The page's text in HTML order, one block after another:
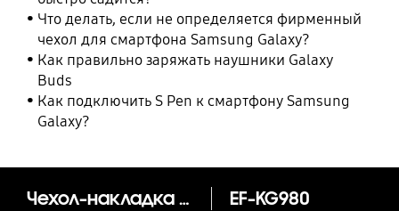
Что делать, если не определяется фирменный
чехол для смартфона Samsung Galaxy?
Как правильно заряжать наушники Galaxy
Buds
Как подключить S Pen к смартфону Samsung
Galaxy?
Чехол-накладка Smart LED Cover S20 EF-KG980